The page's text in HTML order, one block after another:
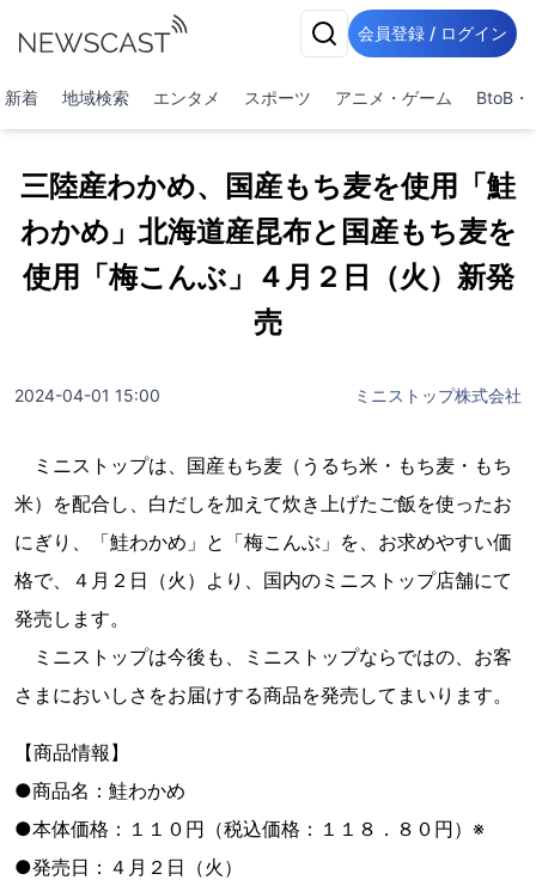
会員登録 / ログイン
新着 地域検索 エンタメ スポーツ アニメ・ゲーム BtoB・
三陸産わかめ、国産もち麦を使用「鮭
わかめ」北海道産昆布と国産もち麦を
使用「梅こんぶ」４月２日（火）新発
売
2024-04-01 15:00 ミニストップ株式会社
ミニストップは、国産もち麦（うるち米・もち麦・もち
米）を配合し、白だしを加えて炊き上げたご飯を使ったお
にぎり、「鮭わかめ」と「梅こんぶ」を、お求めやすい価
格で、４月２日（火）より、国内のミニストップ店舗にて
発売します。
ミニストップは今後も、ミニストップならではの、お客
さまにおいしさをお届けする商品を発売してまいります。
【商品情報】
●商品名：鮭わかめ
●本体価格：１１０円（税込価格：１１８．８０円）※
●発売日：４月２日（火）